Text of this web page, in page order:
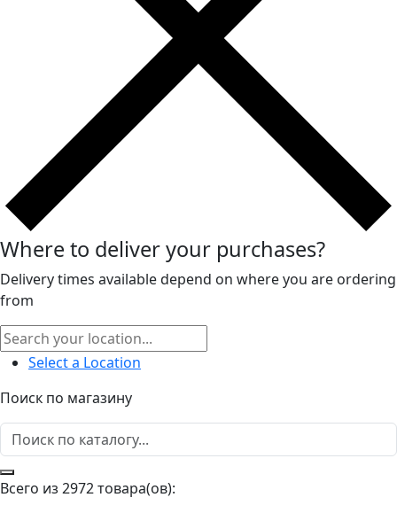
Where to deliver your purchases?
Delivery times available depend on where you are ordering
from
Select a Location
Поиск по магазину
Всего из 2972 товара(ов):